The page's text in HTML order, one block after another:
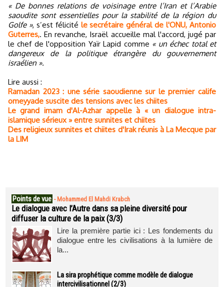
« De bonnes relations de voisinage entre l’Iran et l’Arabie
saoudite sont essentielles pour la stabilité de la région du
Golfe », s’est félicité le secrétaire général de l'ONU, Antonio
Guterres,. En revanche, Israël accueille mal l'accord, jugé par
le chef de l'opposition Yaïr Lapid comme « un échec total et
dangereux de la politique étrangère du gouvernement
israélien ».
Lire aussi :
Ramadan 2023 : une série saoudienne sur le premier calife
omeyyade suscite des tensions avec les chiites
Le grand imam d'Al-Azhar appelle à « un dialogue intra-
islamique sérieux » entre sunnites et chiites
Des religieux sunnites et chiites d'Irak réunis à La Mecque par
la LIM
Points de vue - Mohammed El Mahdi Krabch
Le dialogue avec l’Autre dans sa pleine diversité pour
diffuser la culture de la paix (3/3)
Lire la première partie ici : Les fondements du
dialogue entre les civilisations à la lumière de
la...
La sira prophétique comme modèle de dialogue
intercivilisationnel (2/3)